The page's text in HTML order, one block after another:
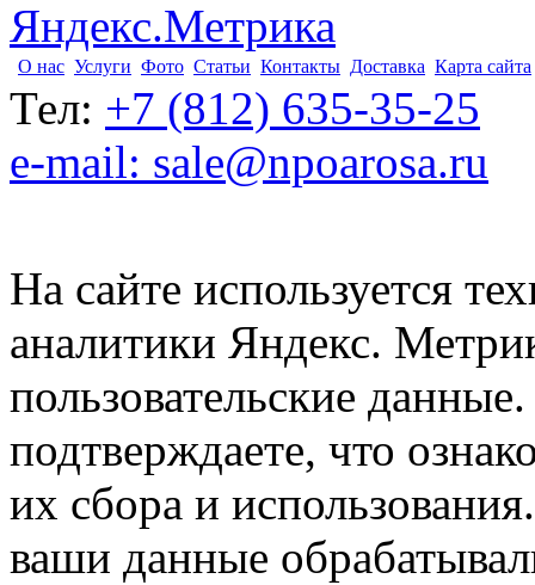
О нас Услуги Фото Статьи Контакты Доставка Карта сайта
Тел: +7 (812) 635-35-25
e-mail: sale@npoarosa.ru
На сайте используется
аналитики Яндекс.
пользовательские
подтверждаете, что
их сбора и
ваши данные